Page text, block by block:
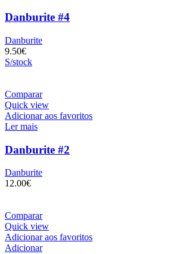
Danburite #4
Danburite
9.50€
S/stock
Comparar
Quick view
Adicionar aos favoritos
Ler mais
Danburite #2
Danburite
12.00€
Comparar
Quick view
Adicionar aos favoritos
Adicionar